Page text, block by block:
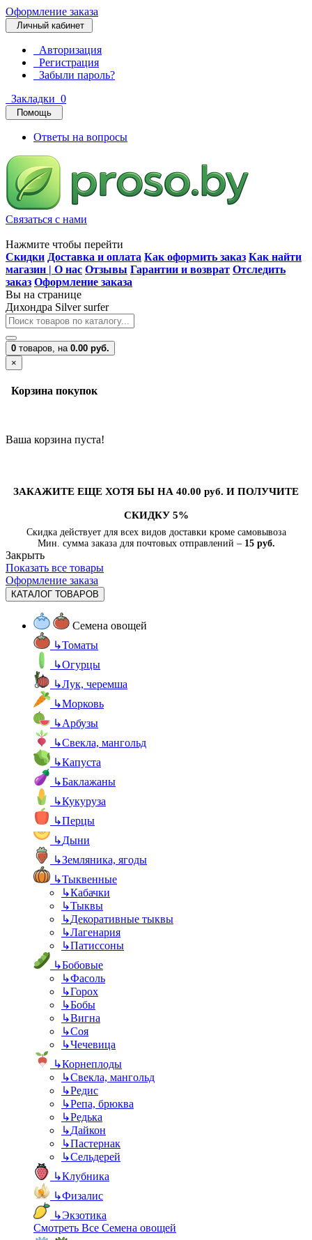
Оформление заказа
Личный кабинет
Авторизация
Регистрация
Забыли пароль?
Закладки 0
Помощь
Ответы на вопросы
Связаться с нами
Нажмите чтобы перейти
Скидки Доставка и оплата Как оформить заказ Как найти
магазин | О нас Отзывы Гарантии и возврат Отследить
заказ Оформление заказа
Вы на странице
Дихондра Silver surfer
0 товаров, на 0.00 руб.
×
Корзина покупок
Ваша корзина пуста!
ЗАКАЖИТЕ ЕЩЕ ХОТЯ БЫ НА 40.00 руб. И ПОЛУЧИТЕ
СКИДКУ 5%
Скидка действует для всех видов доставки кроме самовывоза
Мин. сумма заказа для почтовых отправлений – 15 руб.
Закрыть
Показать все товары
Оформление заказа
КАТАЛОГ ТОВАРОВ
Семена овощей
↳Томаты
↳Огурцы
↳Лук, черемша
↳Морковь
↳Арбузы
↳Свекла, мангольд
↳Капуста
↳Баклажаны
↳Кукуруза
↳Перцы
↳Дыни
↳Земляника, ягоды
↳Тыквенные
↳Кабачки
↳Тыквы
↳Декоративные тыквы
↳Лагенария
↳Патиссоны
↳Бобовые
↳Фасоль
↳Горох
↳Бобы
↳Вигна
↳Соя
↳Чечевица
↳Корнеплоды
↳Свекла, мангольд
↳Редис
↳Репа, брюква
↳Редька
↳Дайкон
↳Пастернак
↳Сельдерей
↳Клубника
↳Физалис
↳Экзотика
Смотреть Все Семена овощей